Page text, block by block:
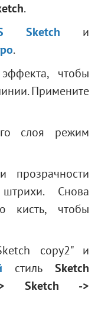
.
Sketch и
.
чтобы
Примените
слоя режим
Снова
кисть, чтобы
copy2" и
стильSketch
Sketch ->